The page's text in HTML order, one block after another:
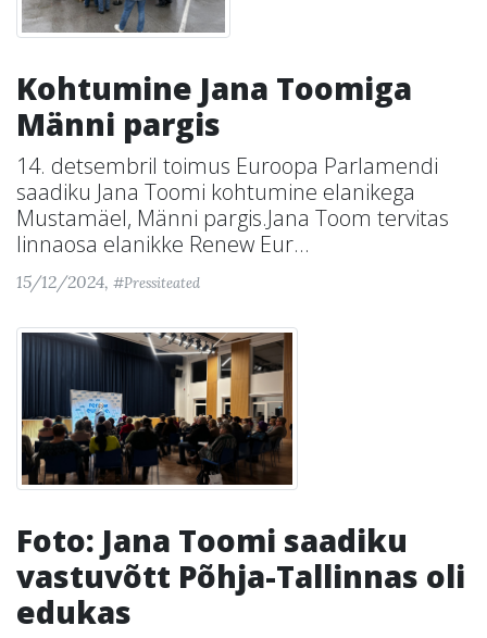
Kohtumine Jana Toomiga
Männi pargis
14. detsembril toimus Euroopa Parlamendi
saadiku Jana Toomi kohtumine elanikega
Mustamäel, Männi pargis.Jana Toom tervitas
linnaosa elanikke Renew Eur...
15/12/2024, #Pressiteated
Foto: Jana Toomi saadiku
vastuvõtt Põhja-Tallinnas oli
edukas